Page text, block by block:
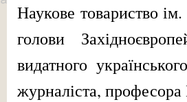
Наукове товариство
голови
видатного
журналіста,